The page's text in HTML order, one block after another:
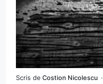
Scris de Costion Nicolescu